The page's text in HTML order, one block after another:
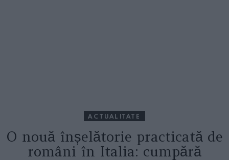
ACTUALITATE
O nouă înșelătorie practicată de
români în Italia: cumpără